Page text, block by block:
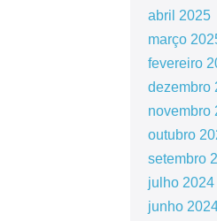
abril 2025
março
fevereiro
dezembro
novembro
outubro
setembro
julho 2024
junho